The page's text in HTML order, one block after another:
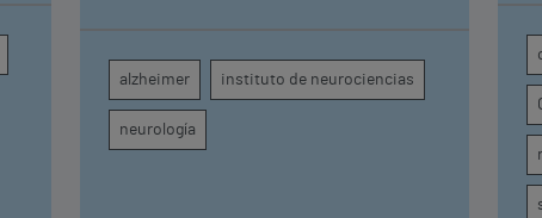
para el exhaustivo seguimiento clínico
de cada paciente
alzheimer instituto de neurociencias
neurología